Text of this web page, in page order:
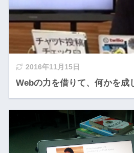
2016年11月15日
Webの力を借りて、何かを成